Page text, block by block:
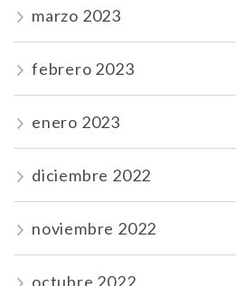
marzo 2023
febrero 2023
enero 2023
diciembre 2022
noviembre 2022
octubre 2022